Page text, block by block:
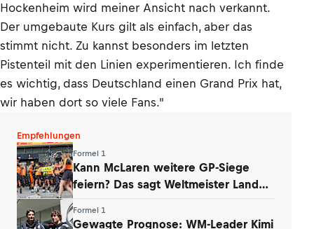
Hockenheim wird meiner Ansicht nach verkannt.
Der umgebaute Kurs gilt als einfach, aber das
stimmt nicht. Zu kannst besonders im letzten
Pistenteil mit den Linien experimentieren. Ich finde
es wichtig, dass Deutschland einen Grand Prix hat,
wir haben dort so viele Fans."
Empfehlungen
Formel 1
Kann McLaren weitere GP-Siege
feiern? Das sagt Weltmeister Lando
Formel 1
Gewagte Prognose: WM-Leader Kimi